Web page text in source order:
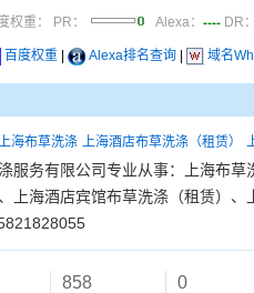
权重： PR： Alexa： ---- DR：
百度权重 Alexa排名查询 域名
海布草洗涤 上海酒店布草洗涤（租赁）
涤服务有限公司专业从事：上海布
上海酒店宾馆布草洗涤（租赁）
858 0